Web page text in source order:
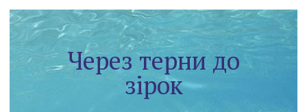
Через терни до
зірок